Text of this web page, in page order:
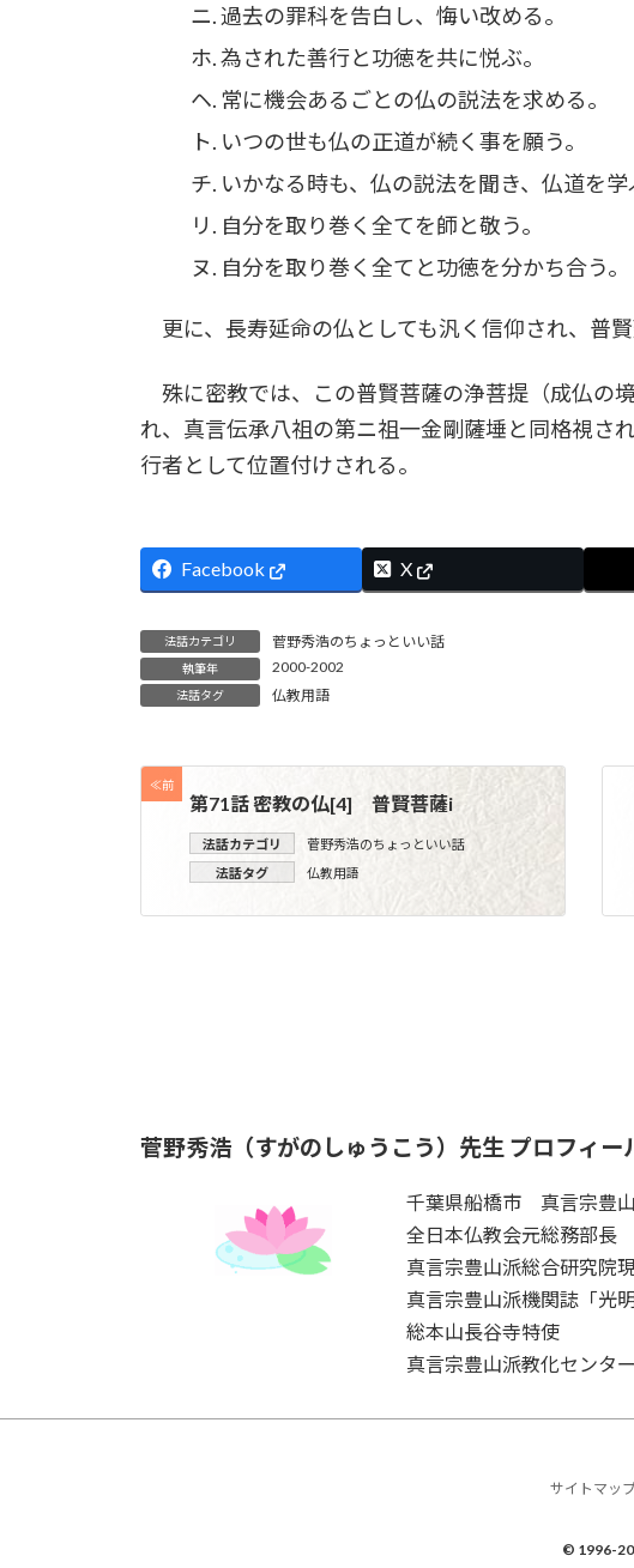
過去の罪科を告白し、悔い改める。
為された善行と功徳を共に悦ぶ。
常に機会あるごとの仏の説法を求める。
いつの世も仏の正道が続く事を願う。
いかなる時も、仏の説法を聞き、仏道を学
自分を取り巻く全てを師と敬う。
自分を取り巻く全てと功徳を分かち合う。
更に、長寿延命の仏としても汎く信仰され、普賢
殊に密教では、この普賢菩薩の浄菩提（成仏の
れ、真言伝承八祖の第ニ祖一金剛薩埵と同格視さ
行者として位置付けされる。
Facebook X
法話カテゴリ 菅野秀浩のちょっといい話
執筆年 2000-2002
法話タグ 仏教用語
≪前
第71話 密教の仏[4] 普賢菩薩i
法話カテゴリ
菅野秀浩のちょっといい話
法話タグ
仏教用語
菅野秀浩（すがのしゅうこう）先生 プロフィー
千葉県船橋市 真言宗豊
全日本仏教会元総務部長
真言宗豊山派総合研究院
真言宗豊山派機関誌「光
総本山長谷寺特使
真言宗豊山派教化センタ
サイトマッ
© 1996-